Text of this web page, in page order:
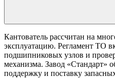
Кантователь рассчитан на
эксплуатацию. Регламент ТО
подшипниковых узлов и
механизма. Завод «Стандарт»
поддержку и поставку